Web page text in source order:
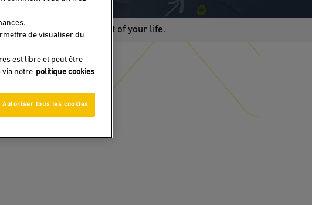
you at each moment of your life.
de visualiser du
est libre et peut être
via notre politique cookies
Autoriser tous les cookies